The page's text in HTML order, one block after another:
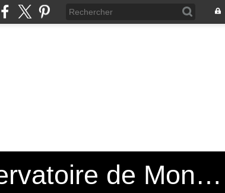
Grand Choeur du Conservatoire de Montreuil